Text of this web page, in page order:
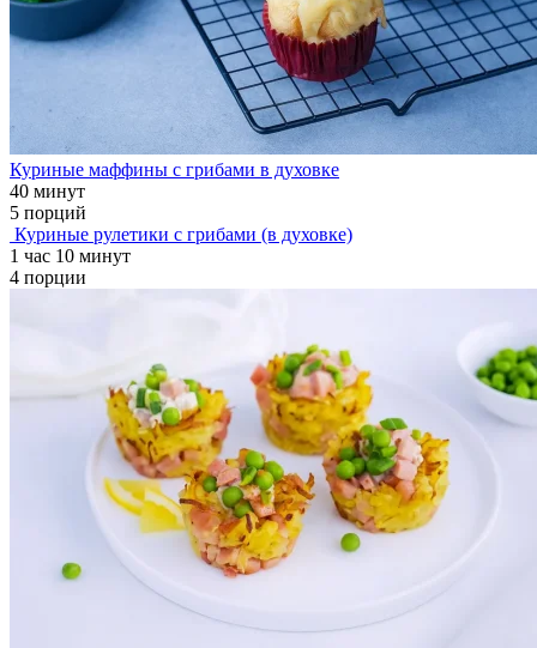
Куриные маффины с грибами в духовке
40 минут
5 порций
Куриные рулетики с грибами (в духовке)
1 час 10 минут
4 порции